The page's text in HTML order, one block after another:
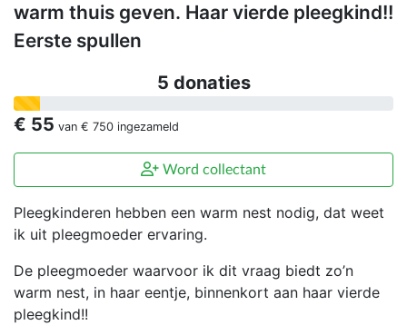
warm thuis geven. Haar vierde pleegkind!!
Eerste spullen
5 donaties
€ 55 van € 750 ingezameld
Word collectant
Pleegkinderen hebben een warm nest nodig, dat weet
ik uit pleegmoeder ervaring.
De pleegmoeder waarvoor ik dit vraag biedt zo’n
warm nest, in haar eentje, binnenkort aan haar vierde
pleegkind!!